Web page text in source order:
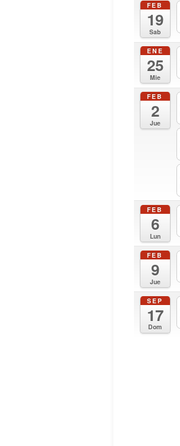
FEB
19
Sab
ENE
25
Mie
FEB
2
Jue
FEB
6
Lun
FEB
9
Jue
SEP
17
Dom